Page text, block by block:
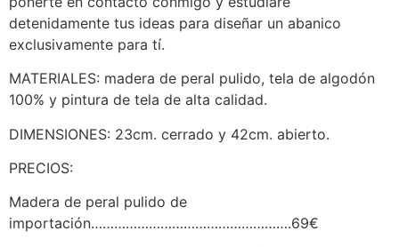
detenidamente tus ideas para diseñar un abanico
exclusivamente para tí.
MATERIALES: madera de peral pulido, tela de algodón
100% y pintura de tela de alta calidad.
DIMENSIONES: 23cm. cerrado y 42cm. abierto.
PRECIOS:
Madera de peral pulido de
importación…………………………………………….69€